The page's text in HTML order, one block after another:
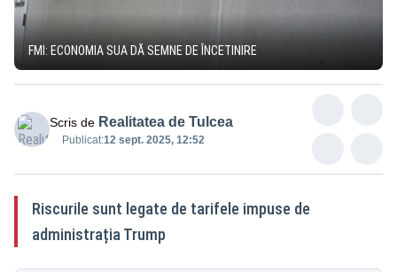
FMI: ECONOMIA SUA DĂ SEMNE DE ÎNCETINIRE
Scris de Realitatea de Tulcea
Publicat:12 sept. 2025, 12:52
Riscurile sunt legate de tarifele impuse de
administrația Trump